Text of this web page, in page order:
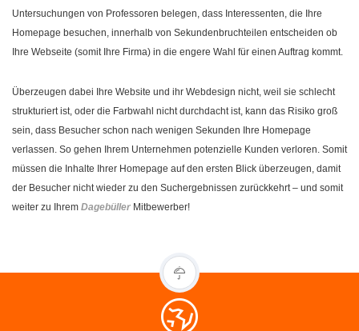
Untersuchungen von Professoren belegen, dass Interessenten, die Ihre
Homepage besuchen, innerhalb von Sekundenbruchteilen entscheiden ob
Ihre Webseite (somit Ihre Firma) in die engere Wahl für einen Auftrag kommt.
Überzeugen dabei Ihre Website und ihr Webdesign nicht, weil sie schlecht
strukturiert ist, oder die Farbwahl nicht durchdacht ist, kann das Risiko groß
sein, dass Besucher schon nach wenigen Sekunden Ihre Homepage
verlassen. So gehen Ihrem Unternehmen potenzielle Kunden verloren. Somit
müssen die Inhalte Ihrer Homepage auf den ersten Blick überzeugen, damit
der Besucher nicht wieder zu den Suchergebnissen zurückkehrt – und somit
weiter zu Ihrem Dagebüller Mitbewerber!